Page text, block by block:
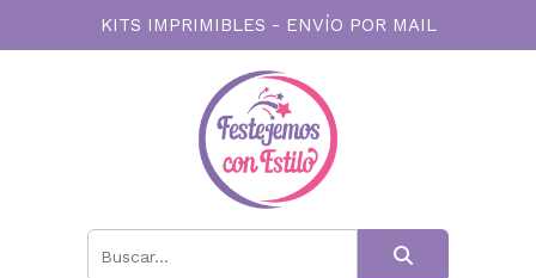
KITS IMPRIMIBLES - ENVÍO POR MAIL